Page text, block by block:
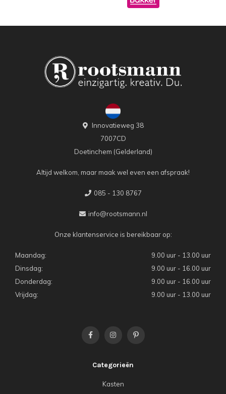
Innovatieweg 38
7007CD
Doetinchem (Gelderland)
Altijd welkom, maar maak wel even een afspraak!
085 - 130 8767
info@rootsmann.nl
Onze klantenservice is bereikbaar op:
Maandag:
9.00 uur - 13.00 uur
Dinsdag:
9.00 uur - 16.00 uur
Donderdag:
9.00 uur - 16.00 uur
Vrijdag:
9.00 uur - 13.00 uur
Categorieën
Kasten